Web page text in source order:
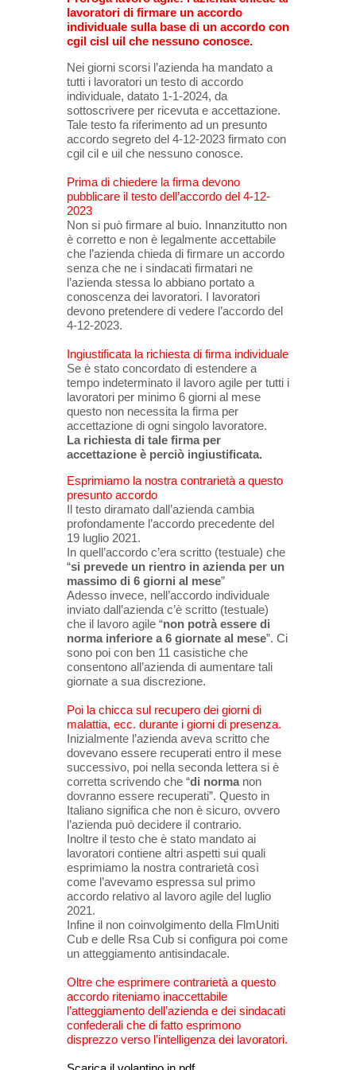
lavoratori di firmare un accordo
individuale sulla base di un accordo con
cgil cisl uil che nessuno conosce.
Nei giorni scorsi l’azienda ha mandato a
tutti i lavoratori un testo di accordo
individuale, datato 1-1-2024, da
sottoscrivere per ricevuta e accettazione.
Tale testo fa riferimento ad un presunto
accordo segreto del 4-12-2023 firmato con
cgil cil e uil che nessuno conosce.
Prima di chiedere la firma devono
pubblicare il testo dell’accordo del 4-12-
2023
Non si può firmare al buio. Innanzitutto non
è corretto e non è legalmente accettabile
che l’azienda chieda di firmare un accordo
senza che ne i sindacati firmatari ne
l’azienda stessa lo abbiano portato a
conoscenza dei lavoratori. I lavoratori
devono pretendere di vedere l’accordo del
4-12-2023.
Ingiustificata la richiesta di firma individuale
Se è stato concordato di estendere a
tempo indeterminato il lavoro agile per tutti i
lavoratori per minimo 6 giorni al mese
questo non necessita la firma per
accettazione di ogni singolo lavoratore.
La richiesta di tale firma per
accettazione è perciò ingiustificata.
Esprimiamo la nostra contrarietà a questo
presunto accordo
Il testo diramato dall’azienda cambia
profondamente l’accordo precedente del
19 luglio 2021.
In quell’accordo c’era scritto (testuale) che
“si prevede un rientro in azienda per un
massimo di 6 giorni al mese”
Adesso invece, nell’accordo individuale
inviato dall’azienda c’è scritto (testuale)
che il lavoro agile “non potrà essere di
norma inferiore a 6 giornate al mese”. Ci
sono poi con ben 11 casistiche che
consentono all’azienda di aumentare tali
giornate a sua discrezione.
Poi la chicca sul recupero dei giorni di
malattia, ecc. durante i giorni di presenza.
Inizialmente l’azienda aveva scritto che
dovevano essere recuperati entro il mese
successivo, poi nella seconda lettera si è
corretta scrivendo che “di normanon
dovranno essere recuperati”. Questo in
Italiano significa che non è sicuro, ovvero
l’azienda può decidere il contrario.
Inoltre il testo che è stato mandato ai
lavoratori contiene altri aspetti sui quali
esprimiamo la nostra contrarietà così
come l’avevamo espressa sul primo
accordo relativo al lavoro agile del luglio
2021.
Infine il non coinvolgimento della FlmUniti
Cub e delle Rsa Cub si configura poi come
un atteggiamento antisindacale.
Oltre che esprimere contrarietà a questo
accordo riteniamo inaccettabile
l’atteggiamento dell’azienda e dei sindacati
confederali che di fatto esprimono
disprezzo verso l’intelligenza dei lavoratori.